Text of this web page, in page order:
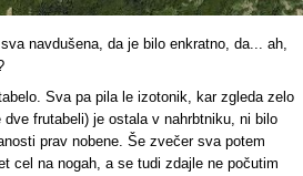
navdušena, da je bilo enkratno, da... ah,
Sva pa pila le izotonik, kar zgleda zelo
frutabeli) je ostala v nahrbtniku, ni bilo
prav nobene. Še zvečer sva potem
cel na nogah, a se tudi zdajle ne počutim